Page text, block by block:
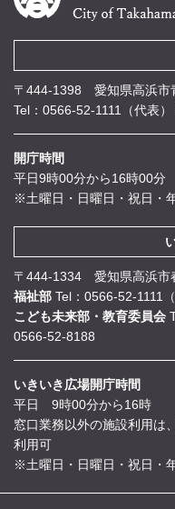
〒444-1398 愛知県高浜市
Tel：0566-52-1111（代表）
開庁時間
平日9時00分から16時00分
※土曜日・日曜日・祝日・
〒444-1334 愛知県高浜市
福祉部 Tel：0566-52-1111（
こども未来部・教育委員会
0566-52-8188
いきいき広場開庁時間
平日 9時00分から16時
窓口業務以外の施設利用
利用可
※土曜日・日曜日・祝日・